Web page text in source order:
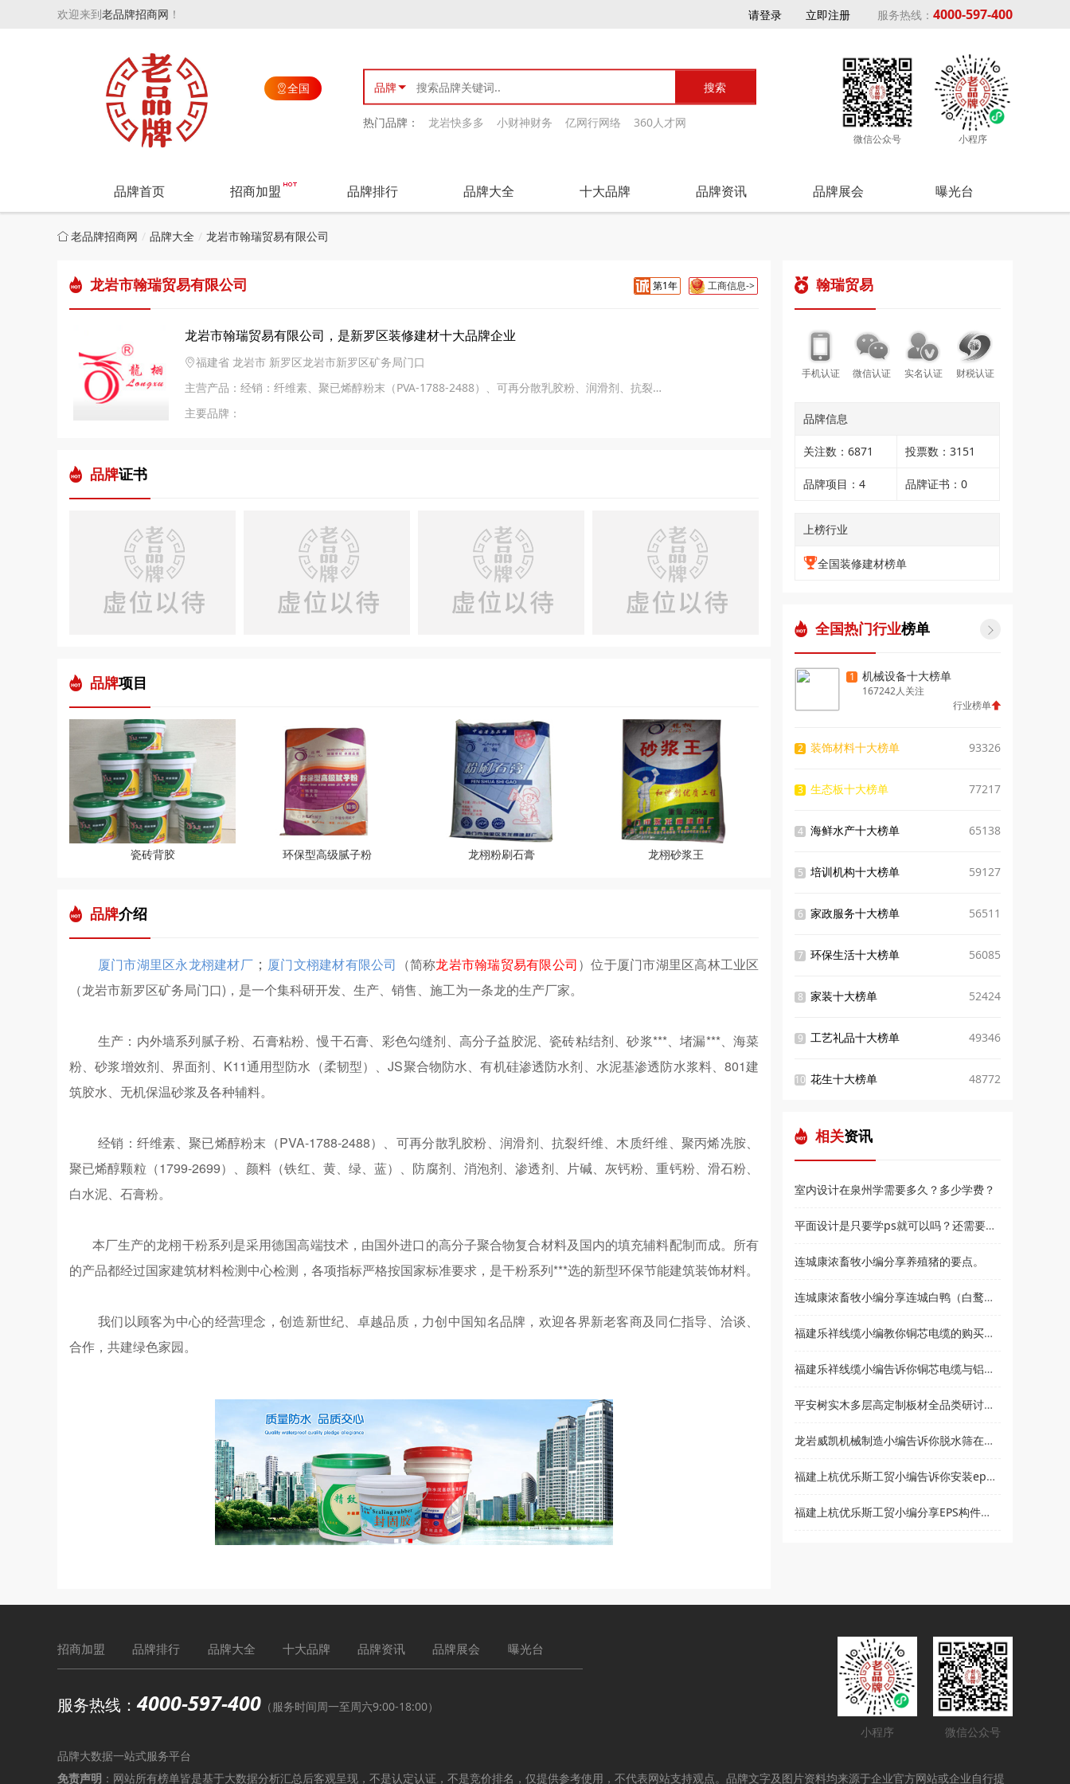
欢迎来到老品牌招商网 ！ 请登录 立即注册 服务热线： 4000-597-400
全国 品牌
热门品牌： 龙岩快多多 小财神财务 亿网行网络 360人才网
微信公众号 小程序
品牌首页 招商加盟 品牌排行 品牌大全 十大品牌 品牌资讯 品牌展会 曝光台
老品牌招商网 品牌大全 龙岩市翰瑞贸易有限公司
第1年 工商信息->
龙岩市翰瑞贸易有限公司
龙岩市翰瑞贸易有限公司，是新罗区装修建材十大品牌企业
福建省 龙岩市 新罗区龙岩市新罗区矿务局门口
主营产品：经销：纤维素、聚已烯醇粉末（PVA-1788-2488）、可再分散乳胶粉、润滑剂、抗裂纤维、木质纤维、聚丙烯冼胺、聚已烯醇颗粒（1799-2699）、颜料（铁红、黄、绿、蓝）、防腐剂、消泡剂、渗透剂、片碱、灰钙粉、重钙粉、滑石粉、白水泥、石膏粉。
主要品牌：
品牌证书
品牌项目
瓷砖背胶 环保型高级腻子粉 龙栩粉刷石膏 龙栩砂浆王
品牌介绍
厦门市湖里区永龙栩建材厂； 厦门文栩建材有限公司 （简称龙岩市翰瑞贸易有限公司）位于厦门市湖里区高林工业区
（龙岩市新罗区矿务局门口)，是一个集科研开发、生产、销售、施工为一条龙的生产厂家。
生产： 内外墙系列腻子粉、石膏粘粉、慢干石膏、彩色勾缝剂、高分子益胶泥、瓷砖粘结剂、砂浆***、堵漏***、海菜
粉、砂浆增效剂、界面剂、K11通用型防水（柔韧型）、JS聚合物防水、有机硅渗透防水剂、水泥基渗透防水浆料、801建
筑胶水、无机保温砂浆及各种辅料。
经销： 纤维素、聚已烯醇粉末（PVA-1788-2488）、可再分散乳胶粉、润滑剂、抗裂纤维、木质纤维、聚丙烯冼胺、
聚已烯醇颗粒（1799-2699）、颜料（铁红、黄、绿、蓝）、防腐剂、消泡剂、渗透剂、片碱、灰钙粉、重钙粉、滑石粉、
白水泥、石膏粉。
本厂生产的龙栩干粉系列是采用德国高端技术，由国外进口的高分子聚合物复合材料及国内的填充辅料配制而成。所有
的产品都经过国家建筑材料检测中心检测，各项指标严格按国家标准要求，是干粉系列***选的新型环保节能建筑装饰材料。
我们以顾客为中心的经营理念，创造新世纪、卓越品质，力创中国知名品牌，欢迎各界新老客商及同仁指导、洽谈、
合作，共建绿色家园。
翰瑞贸易
手机认证 微信认证 实名认证 财税认证
品牌信息
关注数：6871 投票数：3151
品牌项目：4 品牌证书：0
上榜行业
全国装修建材榜单
全国热门行业榜单 
1 机械设备十大榜单
167242人关注
行业榜单
2 装饰材料十大榜单 93326
3 生态板十大榜单 77217
4 海鲜水产十大榜单 65138
5 培训机构十大榜单 59127
6 家政服务十大榜单 56511
7 环保生活十大榜单 56085
8 家装十大榜单 52424
9 工艺礼品十大榜单 49346
10 花生十大榜单 48772
相关资讯
室内设计在泉州学需要多久？多少学费？
平面设计是只要学ps就可以吗？还需要学什么？和高新教育小编来了解
连城康浓畜牧小编分享养殖猪的要点。
连城康浓畜牧小编分享连城白鸭（白鹜鸭）简介
福建乐祥线缆小编教你铜芯电缆的购买技巧？
福建乐祥线缆小编告诉你铜芯电缆与铝芯电缆各有什么优点
平安树实木多层高定制板材全品类研讨会暨2021***经销商大会即将盛大召开
龙岩威凯机械制造小编告诉你脱水筛在使用时要注意哪些事项
福建上杭优乐斯工贸小编告诉你安装eps线条的注意事项
福建上杭优乐斯工贸小编分享EPS构件的应用领域
招商加盟 品牌排行 品牌大全 十大品牌 品牌资讯 品牌展会 曝光台
服务热线：4000-597-400 （服务时间周一至周六9:00-18:00）
小程序
微信公众号
品牌大数据一站式服务平台
免责声明 ：网站所有榜单皆是基于大数据分析汇总后客观呈现，不是认定认证，不是竞价排名，仅提供参考使用，不代表网站支持观点。品牌文字及图片资料均来源于企业官方网站或企业自行提